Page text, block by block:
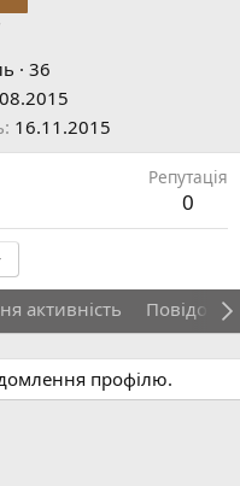
· 36
16.11.2015
Репутація
0
активність
профілю.